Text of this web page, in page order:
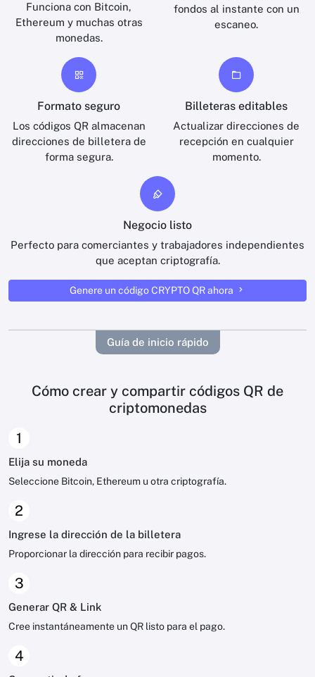
Funciona con Bitcoin,
Ethereum y muchas otras
monedas.
fondos al instante con un
escaneo.
Formato seguro
Los códigos QR almacenan
direcciones de billetera de
forma segura.
Billeteras editables
Actualizar direcciones de
recepción en cualquier
momento.
Negocio listo
Perfecto para comerciantes y trabajadores independientes
que aceptan criptografía.
Genere un código CRYPTO QR ahora
Guía de inicio rápido
Cómo crear y compartir códigos QR de
criptomonedas
1
Elija su moneda
Seleccione Bitcoin, Ethereum u otra criptografía.
2
Ingrese la dirección de la billetera
Proporcionar la dirección para recibir pagos.
3
Generar QR & Link
Cree instantáneamente un QR listo para el pago.
4